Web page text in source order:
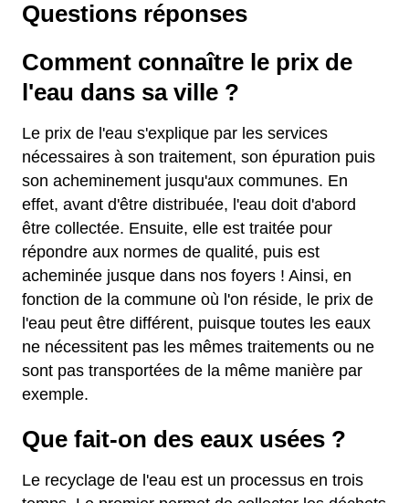
Questions réponses
Comment connaître le prix de
l'eau dans sa ville ?
Le prix de l'eau s'explique par les services
nécessaires à son traitement, son épuration puis
son acheminement jusqu'aux communes. En
effet, avant d'être distribuée, l'eau doit d'abord
être collectée. Ensuite, elle est traitée pour
répondre aux normes de qualité, puis est
acheminée jusque dans nos foyers ! Ainsi, en
fonction de la commune où l'on réside, le prix de
l'eau peut être différent, puisque toutes les eaux
ne nécessitent pas les mêmes traitements ou ne
sont pas transportées de la même manière par
exemple.
Que fait-on des eaux usées ?
Le recyclage de l'eau est un processus en trois